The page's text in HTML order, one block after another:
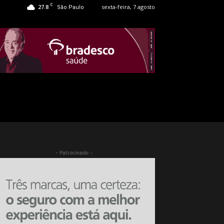
27.8 C São Paulo sexta-feira, 7 agosto
- Patrocinado -